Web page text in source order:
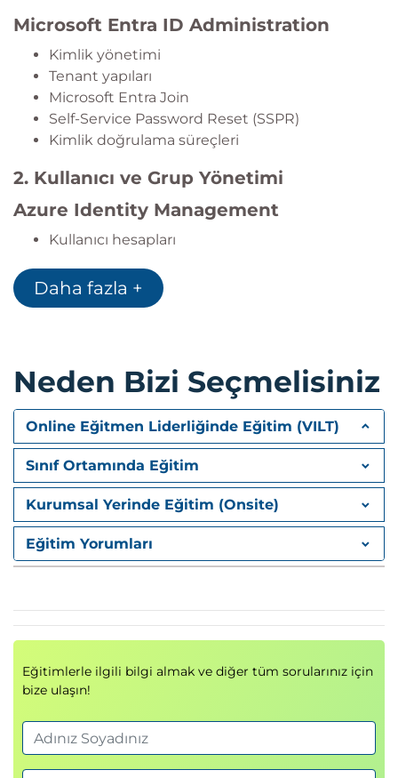
Microsoft Entra ID Administration
Kimlik yönetimi
Tenant yapıları
Microsoft Entra Join
Self-Service Password Reset (SSPR)
Kimlik doğrulama süreçleri
2. Kullanıcı ve Grup Yönetimi
Azure Identity Management
Kullanıcı hesapları
Bulk User Import
Administrative Units
Azure Subscription Management
Azure abonelikleri
Azure Regions
Cost Management
Resource Tagging
Azure Governance
Azure Policy
Management Groups
4. Azure RBAC ve Güvenlik
(RBAC)
Azure RBAC
Daha fazla +
Neden Bizi Seçmelisiniz
Online Eğitmen Liderliğinde Eğitim (VILT)
Sınıf Ortamında Eğitim
Kurumsal Yerinde Eğitim (Onsite)
Eğitim Yorumları
Eğitimlerle ilgili bilgi almak ve diğer tüm sorularınız için
bize ulaşın!